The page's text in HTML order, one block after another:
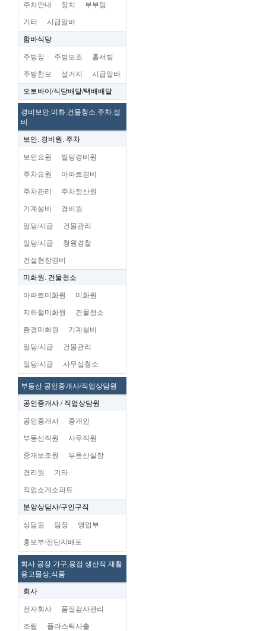
주차안내 장치 부부팀
기타 시급알바
함바식당
주방장 주방보조 홀서빙
주방찬모 설거지 시급알바
오토바이/식당배달/택배배달
경비보안.미화.건물청소.주차.설
비
보안. 경비원. 주차
보안요원 빌딩경비원
주차요원 아파트경비
주차관리 주차정산원
기계설비 경비원
일당/시급 건물관리
일당/시급 청원경찰
건설현장경비
미화원. 건물청소
아파트미화원 미화원
지하철미화원 건물청소
환경미화원 기계설비
일당/시급 건물관리
일당/시급 사무실청소
부동산 공인중개사/직업상담원
공인중개사 / 직업상담원
공인중개사 중개인
부동산직원 사무직원
중개보조원 부동산실장
경리원 기타
직업소개소파트
분양상담사/구인구직
상담원 팀장 영업부
홍보부/전단지배포
회사.공장.가구,용접.생산직.재활
용고물상,식품
회사
전자회사 품질검사관리
조립 플라스틱사출